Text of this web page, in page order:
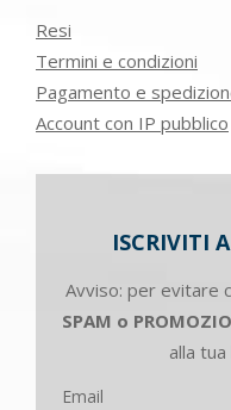
Resi
Termini e condizioni
Pagamento e
Account con IP pubblico
ISCRIVITI
Avviso: per evitare
SPAM o
alla
Email